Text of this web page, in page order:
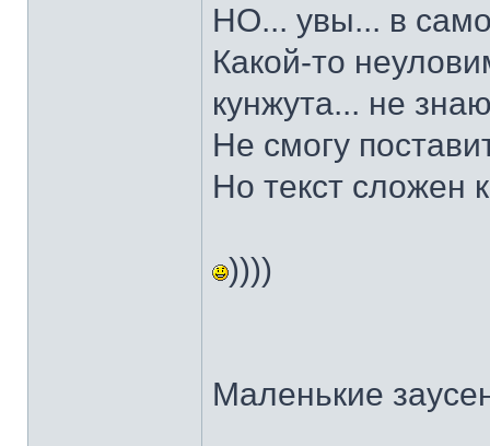
НО... увы... в
Какой-то
кунжута... не
Не смогу
Но текст сложен
))))
Маленькие